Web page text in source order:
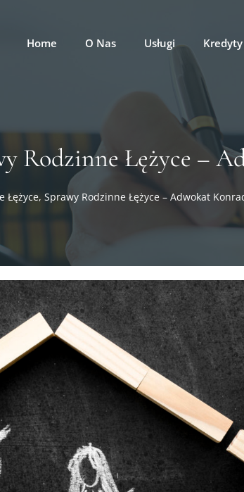
Home O Nas Usługi Kredyty
Rodzinne Łężyce –
Łężyce, Sprawy Rodzinne Łężyce – Adwokat